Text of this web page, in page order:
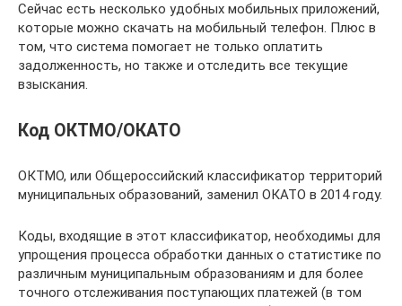
Сейчас есть несколько удобных мобильных приложений,
которые можно скачать на мобильный телефон. Плюс в
том, что система помогает не только оплатить
задолженность, но также и отследить все текущие
взыскания.
Код ОКТМО/ОКАТО
ОКТМО, или Общероссийский классификатор территорий
муниципальных образований, заменил ОКАТО в 2014 году.
Коды, входящие в этот классификатор, необходимы для
упрощения процесса обработки данных о статистике по
различным муниципальным образованиям и для более
точного отслеживания поступающих платежей (в том